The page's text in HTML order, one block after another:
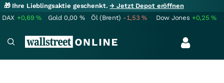
🎁 Ihre Lieblingsaktie geschenkt.→ Jetzt Depot eröffnen
DAX +0,69% Gold 0,00 % Öl (Brent) -1,53% Dow Jones +0,25%